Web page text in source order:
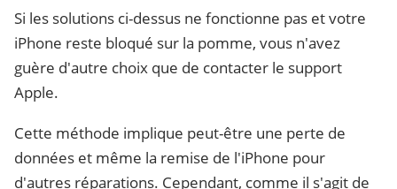
Si les solutions ci-dessus ne fonctionne pas et votre
iPhone reste bloqué sur la pomme, vous n'avez
guère d'autre choix que de contacter le support
Apple.
Cette méthode implique peut-être une perte de
données et même la remise de l'iPhone pour
d'autres réparations. Cependant, comme il s'agit de